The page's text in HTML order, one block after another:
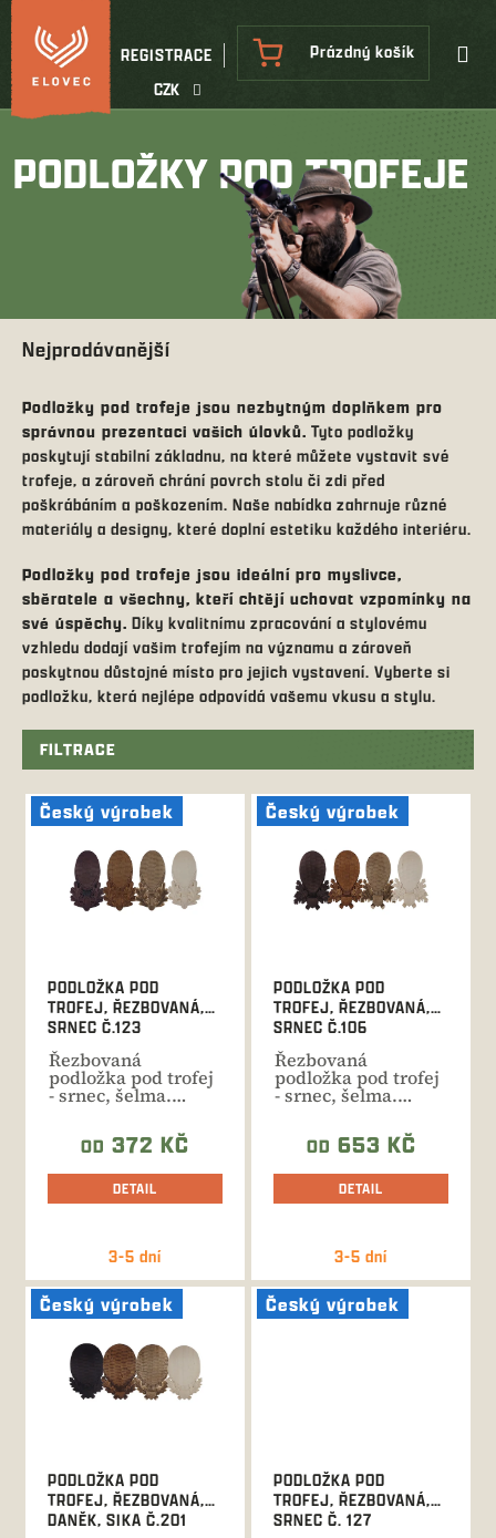
Přejít
na
obsah
CZK
REGISTRACE
NÁKUPNÍ
KOŠÍK
Prázdný košík
PODLOŽKY POD TROFEJE
Nejprodávanější
Podložky pod trofeje jsou nezbytným doplňkem pro
správnou prezentaci vašich úlovků. Tyto podložky
poskytují stabilní základnu, na které můžete vystavit své
trofeje, a zároveň chrání povrch stolu či zdi před
poškrábáním a poškozením. Naše nabídka zahrnuje různé
materiály a designy, které doplní estetiku každého interiéru.
Podložky pod trofeje jsou ideální pro myslivce,
sběratele a všechny, kteří chtějí uchovat vzpomínky na
své úspěchy. Díky kvalitnímu zpracování a stylovému
vzhledu dodají vašim trofejím na významu a zároveň
poskytnou důstojné místo pro jejich vystavení. Vyberte si
podložku, která nejlépe odpovídá vašemu vkusu a stylu.
FILTRACE
ý
p
Český výrobek
3-5 dní
PODLOŽKA POD
TROFEJ, ŘEZBOVANÁ,
SRNEC Č.123
Řezbovaná
podložka pod trofej
- srnec, šelma.
Ruční výroba,
celková výška 23...
OD 372 KČ
DETAIL
Český výrobek
3-5 dní
PODLOŽKA POD
TROFEJ, ŘEZBOVANÁ,
SRNEC Č.106
Řezbovaná
podložka pod trofej
- srnec, šelma.
Ruční výroba,
celková výška 30...
OD 653 KČ
DETAIL
Český výrobek
PODLOŽKA POD
TROFEJ, ŘEZBOVANÁ,
DANĚK, SIKA Č.201
Český výrobek
PODLOŽKA POD
TROFEJ, ŘEZBOVANÁ,
SRNEC Č. 127